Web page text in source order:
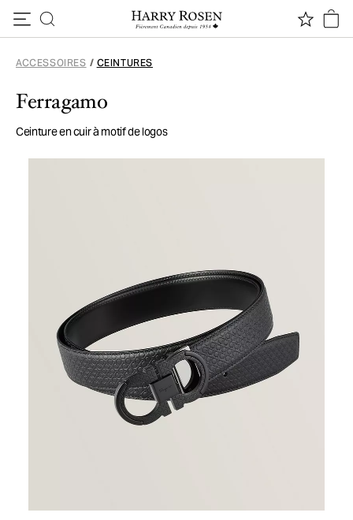
ACCESSOIRES / CEINTURES
Ferragamo
Ceinture en cuir à motif de logos